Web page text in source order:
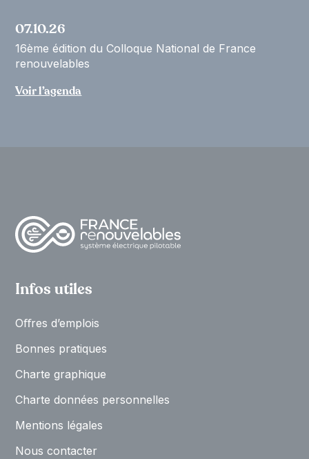
07.10.26
16ème édition du Colloque National de France
renouvelables
Voir l’agenda
Infos utiles
Oﬀres d’emplois
Bonnes pratiques
Charte graphique
Charte données personnelles
Mentions légales
Nous contacter